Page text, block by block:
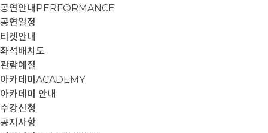
공연안내 PERFORMANCE
공연일정
티켓안내
좌석배치도
관람예절
아카데미 ACADEMY
아카데미 안내
수강신청
공지사항